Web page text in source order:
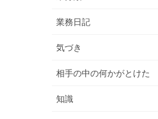
業務日記
気づき
相手の中の何かがとけた
知識